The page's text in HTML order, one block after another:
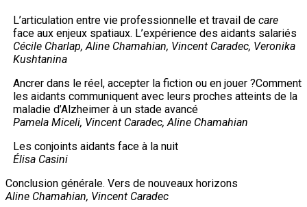
L’articulation entre vie professionnelle et travail de care
face aux enjeux spatiaux. L’expérience des aidants salariés
Cécile Charlap, Aline Chamahian, Vincent Caradec, Veronika
Kushtanina
Ancrer dans le réel, accepter la fiction ou en jouer ?Comment
les aidants communiquent avec leurs proches atteints de la
maladie d’Alzheimer à un stade avancé
Pamela Miceli, Vincent Caradec, Aline Chamahian
Les conjoints aidants face à la nuit
Élisa Casini
Conclusion générale. Vers de nouveaux horizons
Aline Chamahian, Vincent Caradec